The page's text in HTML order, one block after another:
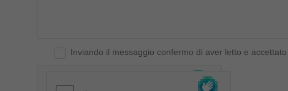
Inviando il messaggio confermo di aver letto e accettato